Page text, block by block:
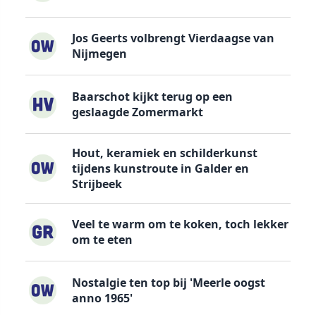
Jos Geerts volbrengt Vierdaagse van
Nijmegen
Baarschot kijkt terug op een
geslaagde Zomermarkt
Hout, keramiek en schilderkunst
tijdens kunstroute in Galder en
Strijbeek
Veel te warm om te koken, toch lekker
om te eten
Nostalgie ten top bij 'Meerle oogst
anno 1965'